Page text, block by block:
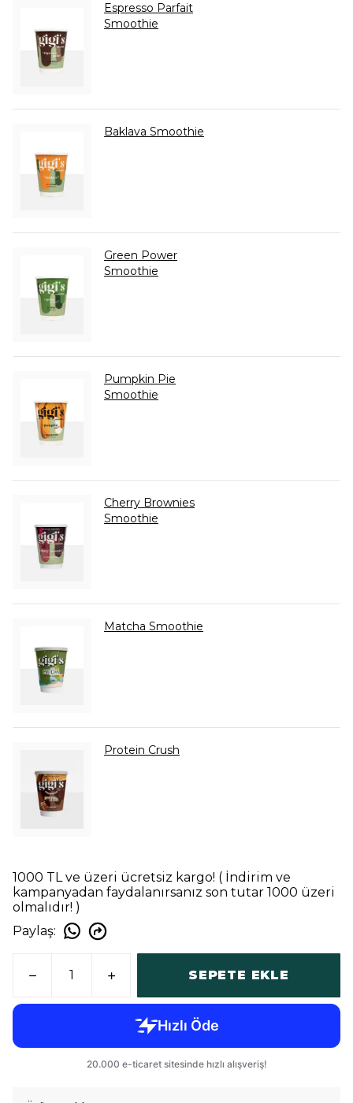
Espresso Parfait
Smoothie
Baklava Smoothie
Green Power
Smoothie
Pumpkin Pie
Smoothie
Cherry Brownies
Smoothie
Matcha Smoothie
Protein Crush
1000 TL ve üzeri ücretsiz kargo! ( İndirim ve
kampanyadan faydalanırsanız son tutar 1000 üzeri
olmalıdır! )
Paylaş:
SEPETE EKLE